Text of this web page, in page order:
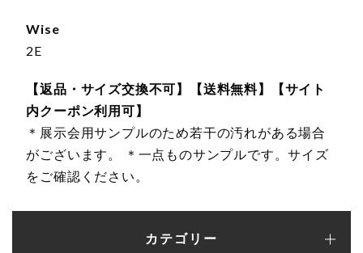
Wise
2E
【返品・サイズ交換不可】【送料無料】【サイト
内クーポン利用可】
＊展示会用サンプルのため若干の汚れがある場合
がございます。 ＊一点ものサンプルです。サイズ
をご確認ください。
カテゴリー